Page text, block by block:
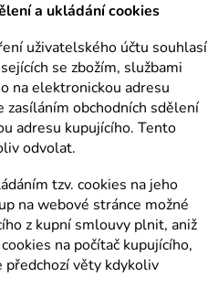
a ukládání cookies
uživatelského účtu souhlasí
se zbožím, službami
na elektronickou adresu
zasíláním obchodních sdělení
adresu kupujícího. Tento
odvolat.
tzv. cookies na jeho
na webové stránce možné
z kupní smlouvy plnit, aniž
na počítač kupujícího,
předchozí věty kdykoliv